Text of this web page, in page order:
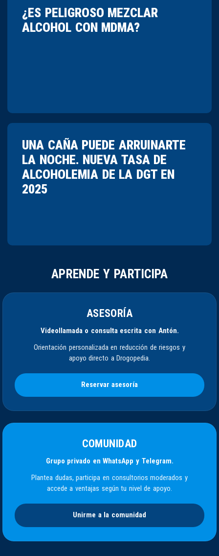
¿ES PELIGROSO MEZCLAR
ALCOHOL CON MDMA?
UNA CAÑA PUEDE ARRUINARTE
LA NOCHE. NUEVA TASA DE
ALCOHOLEMIA DE LA DGT EN
2025
APRENDE Y PARTICIPA
ASESORÍA
Videollamada o consulta escrita con Antón.
Orientación personalizada en reducción de riesgos y
apoyo directo a Drogopedia.
Reservar asesoría
COMUNIDAD
Grupo privado en WhatsApp y Telegram.
Plantea dudas, participa en consultorios moderados y
accede a ventajas según tu nivel de apoyo.
Unirme a la comunidad